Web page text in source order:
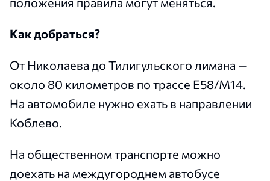
Как добраться?
От Николаева до Тилигульского лимана —
около 80 километров по трассе E58/M14.
На автомобиле нужно ехать в направлении
Коблево.
На общественном транспорте можно
доехать на междугороднем автобусе